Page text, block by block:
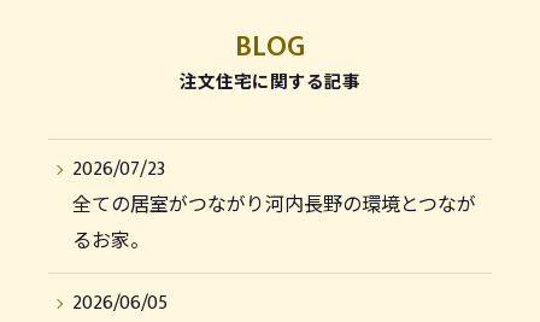
BLOG
注文住宅に関する記事
2026/07/23
全ての居室がつながり河内長野の環境とつなが
るお家。
2026/06/05